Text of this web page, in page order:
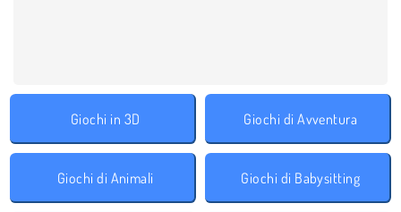
Giochi in 3D Giochi di Avventura
Giochi di Animali Giochi di Babysitting